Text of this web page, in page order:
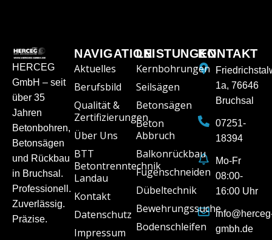
HERCEG
GmbH – seit
über 35
Jahren
Betonbohren,
Betonsägen
und Rückbau
in Bruchsal.
Professionell.
Zuverlässig.
Präzise.
NAVIGATION
Aktuelles
Berufsbild
Qualität &
Zertifizierungen
Über Uns
BTT
Betontrenntechnik
Landau
Kontakt
Datenschutz
Impressum
LEISTUNGEN
Kernbohrungen
Seilsägen
Betonsägen
Beton
Abbruch
Balkonrückbau
Fugenschneiden
Dübeltechnik
Bewehrungssuche
Bodenschleifen
KONTAKT
1a, 76646
Bruchsal
07251-
18394
Mo-Fr
08:00-
16:00 Uhr
gmbh.de